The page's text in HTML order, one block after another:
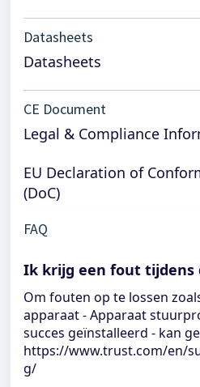
Datasheets
Datasheets
CE Document
Legal & Compliance
EU Declaration of
(DoC)
FAQ
Ik krijg een fout tijdens
Om fouten op te lossen
apparaat - Apparaat
succes geïnstalleerd - kan
https://www.trust.com/en/
g/